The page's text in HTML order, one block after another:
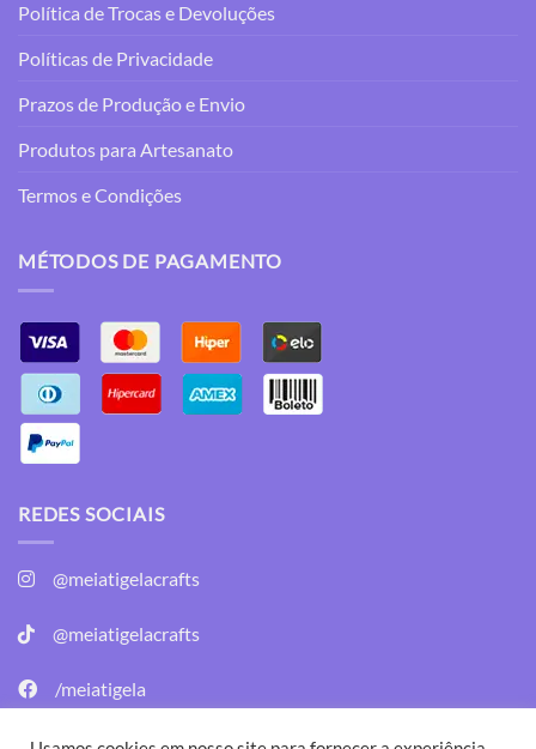
Política de Trocas e Devoluções
Políticas de Privacidade
Prazos de Produção e Envio
Produtos para Artesanato
Termos e Condições
MÉTODOS DE PAGAMENTO
REDES SOCIAIS
@meiatigelacrafts
@meiatigelacrafts
/meiatigela
/meiatigela